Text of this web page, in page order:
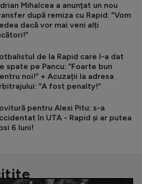
Mihalcea a anunțat un nou
după remiza cu Rapid: ”Vom
dacă vor mai veni alți
de la Rapid care l-a dat
spate pe Pancu: ”Foarte bun
noi!” + Acuzații la adresa
”A fost penalty!”
pentru Alexi Pitu: s-a
în UTA - Rapid și ar putea
6 luni!